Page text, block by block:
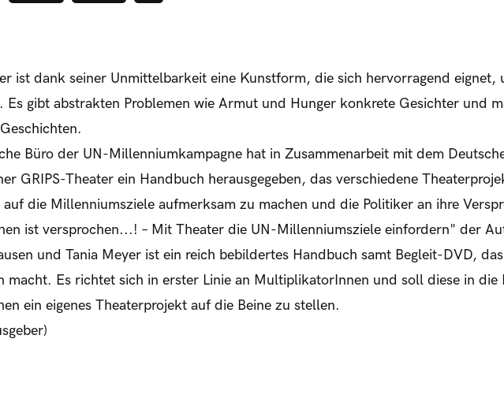
ist dank seiner Unmittelbarkeit eine Kunstform, die sich hervorragend eignet,
Es gibt abstrakten Problemen wie Armut und Hunger konkrete Gesichter und
Büro der UN-Millenniumkampagne hat in Zusammenarbeit mit dem
GRIPS-Theater ein Handbuch herausgegeben, das verschiedene
die Millenniumsziele aufmerksam zu machen und die Politiker an ihre
ist versprochen...! – Mit Theater die UN-Millenniumsziele einfordern" der
und Tania Meyer ist ein reich bebildertes Handbuch samt Begleit-DVD,
macht. Es richtet sich in erster Linie an MultiplikatorInnen und soll diese in die
ein eigenes Theaterprojekt auf die Beine zu stellen.